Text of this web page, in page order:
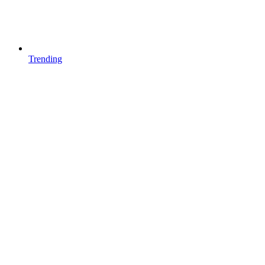
Trending